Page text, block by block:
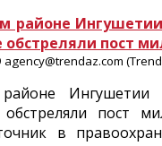
районе
обстреляли пост
Ингушетии
обстреляли пост
в